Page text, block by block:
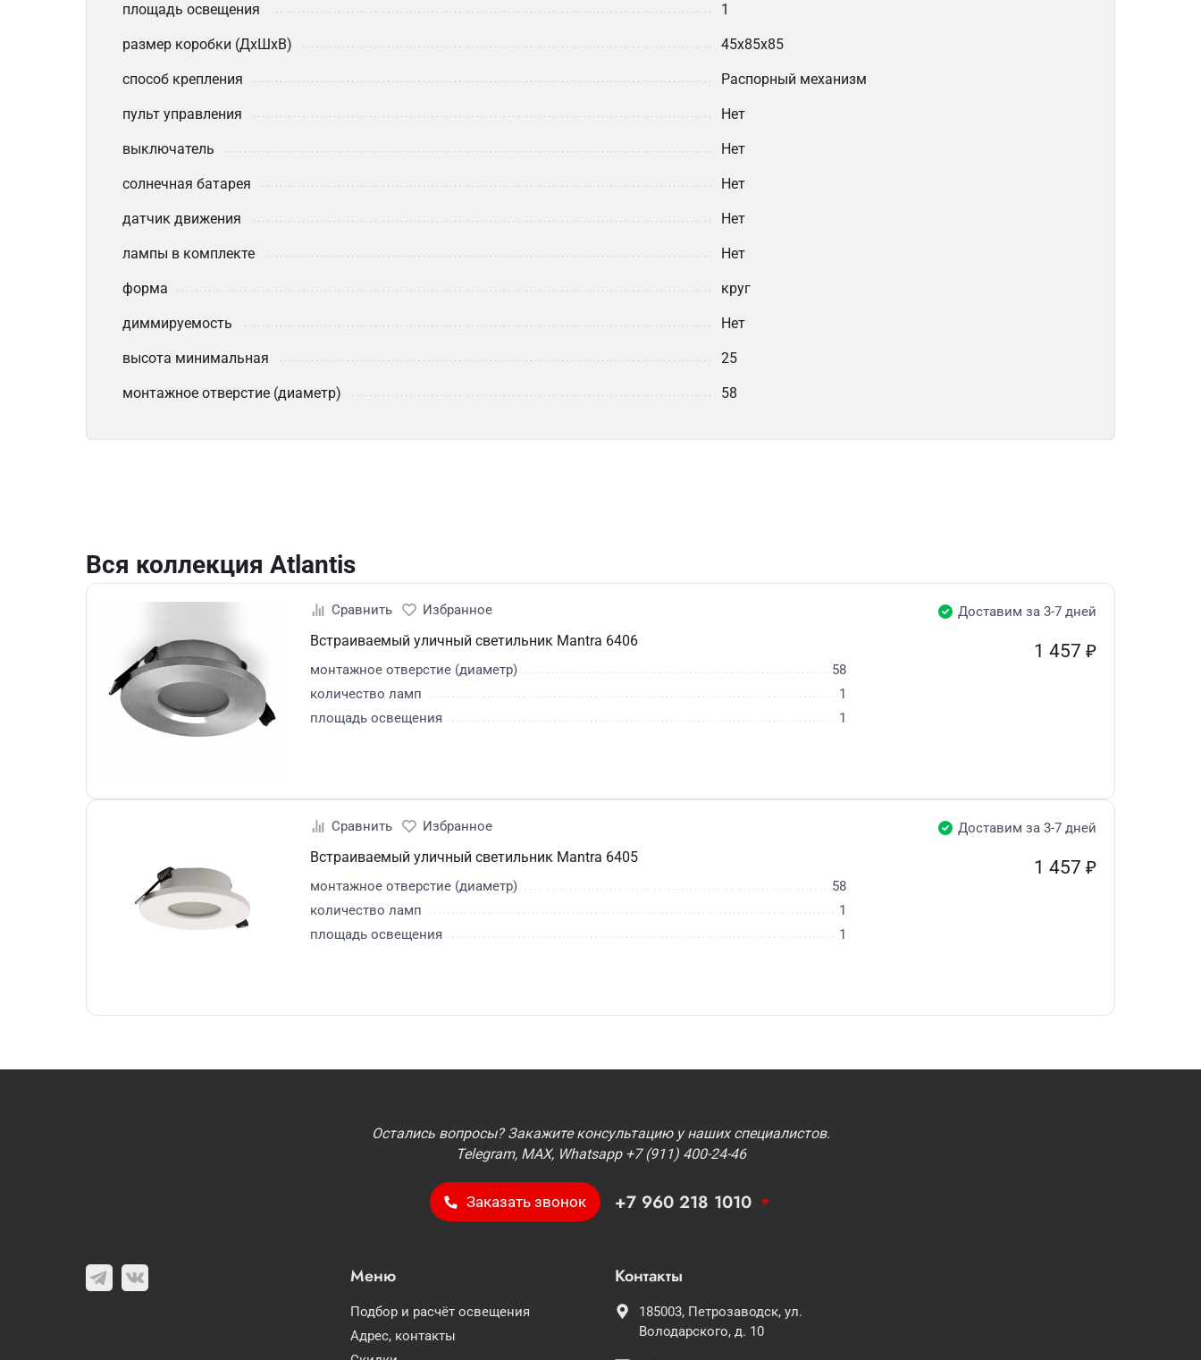
площадь освещения 1
размер коробки (ДхШхВ) 45х85х85
способ крепления Распорный механизм
пульт управления Нет
выключатель Нет
солнечная батарея Нет
датчик движения Нет
лампы в комплекте Нет
форма круг
диммируемость Нет
высота минимальная 25
монтажное отверстие (диаметр) 58
Вся коллекция Atlantis
Встраиваемый уличный светильник Mantra 6406
монтажное отверстие (диаметр)
58
количество ламп
1
площадь освещения
1
Доставим за 3-7 дней
1 457 ₽
Встраиваемый уличный светильник Mantra 6405
монтажное отверстие (диаметр)
58
количество ламп
1
площадь освещения
1
Доставим за 3-7 дней
1 457 ₽
Остались вопросы? Закажите консультацию у наших специалистов.
Telegram, MAX, Whatsapp +7 (911) 400-24-46
Заказать звонок +7 960 218 1010
Меню
Подбор и расчёт освещения
Адрес, контакты
Контакты
185003, Петрозаводск, ул.
Володарского, д. 10